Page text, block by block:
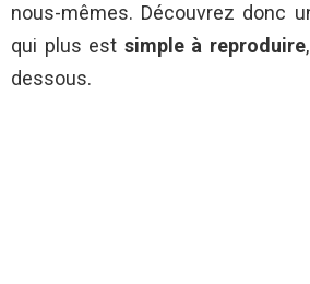
nous-mêmes. Découvrez donc
qui plus est simple à reproduire
dessous.